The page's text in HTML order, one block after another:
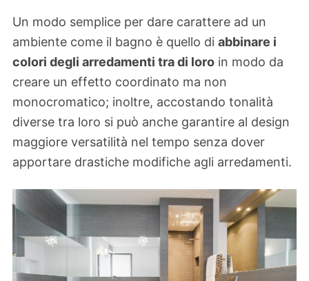
Un modo semplice per dare carattere ad un
ambiente come il bagno è quello di abbinare i
colori degli arredamenti tra di loro in modo da
creare un effetto coordinato ma non
monocromatico; inoltre, accostando tonalità
diverse tra loro si può anche garantire al design
maggiore versatilità nel tempo senza dover
apportare drastiche modifiche agli arredamenti.